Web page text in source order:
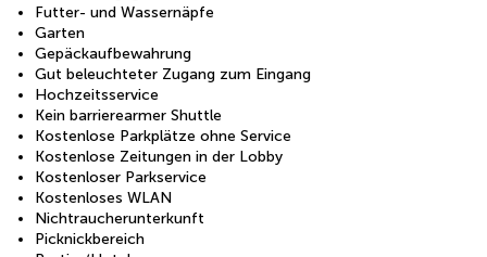
Futter- und Wassernäpfe
Garten
Gepäckaufbewahrung
Gut beleuchteter Zugang zum Eingang
Hochzeitsservice
Kein barrierearmer Shuttle
Kostenlose Parkplätze ohne Service
Kostenlose Zeitungen in der Lobby
Kostenloser Parkservice
Kostenloses WLAN
Nichtraucherunterkunft
Picknickbereich